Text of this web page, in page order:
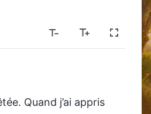
Quand j’ai appris